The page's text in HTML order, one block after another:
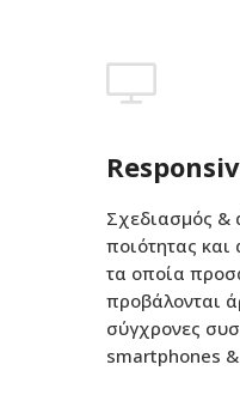
Σχεδιασμός &
ποιότητας και
τα οποία
προβάλονται
σύγχρονες
smartphones